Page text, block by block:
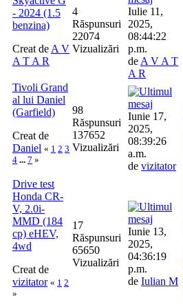
- 2024 (1.5
benzina)
Creat de A V
A T A R
4
Răspunsuri
22074
Vizualizări
Iulie 11,
2025,
08:44:22
p.m.
de A V A T
A R
Tivoli Grand
al lui Daniel
(Garfield)
Creat de
Daniel « 1 2 3
4 ... 7 »
98
Răspunsuri
137652
Vizualizări
Iunie 17,
2025,
08:39:26
a.m.
de vizitator
Drive test
Honda CR-
V, 2.0i-
MMD (184
cp) eHEV,
4wd
Creat de
vizitator « 1 2
»
17
Răspunsuri
65650
Vizualizări
Iunie 13,
2025,
04:36:19
p.m.
de Iulian M